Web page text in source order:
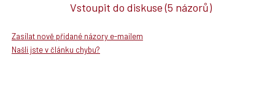
Vstoupit do diskuse(5 názorů)
Zasílat nově přidané názory e-mailem
Našli jste v článku chybu?